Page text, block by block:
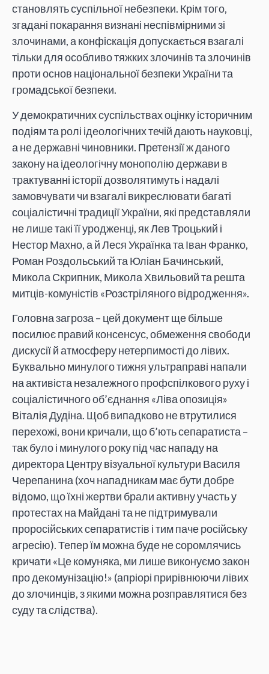
становлять суспільної небезпеки. Крім того,
згадані покарання визнані неспівмірними зі
злочинами, а конфіскація допускається взагалі
тільки для особливо тяжких злочинів та злочинів
проти основ національної безпеки України та
громадської безпеки.
У демократичних суспільствах оцінку історичним
подіям та ролі ідеологічних течій дають науковці,
а не державні чиновники. Претензії ж даного
закону на ідеологічну монополію держави в
трактуванні історії дозволятимуть і надалі
замовчувати чи взагалі викреслювати багаті
соціалістичні традиції України, які представляли
не лише такі її уродженці, як Лев Троцький і
Нестор Махно, а й Леся Українка та Іван Франко,
Роман Роздольський та Юліан Бачинський,
Микола Скрипник, Микола Хвильовий та решта
митців-комуністів «Розстріляного відродження».
Головна загроза – цей документ ще більше
посилює правий консенсус, обмеження свободи
дискусії й атмосферу нетерпимості до лівих.
Буквально минулого тижня ультраправі напали
на активіста незалежного профспілкового руху і
соціалістичного об’єднання «Ліва опозиція»
Віталія Дудіна. Щоб випадково не втрутилися
перехожі, вони кричали, що б’ють сепаратиста –
так було і минулого року під час нападу на
директора Центру візуальної культури Василя
Черепанина (хоч нападникам має бути добре
відомо, що їхні жертви брали активну участь у
протестах на Майдані та не підтримували
проросійських сепаратистів і тим паче російську
агресію). Тепер їм можна буде не соромлячись
кричати «Це комуняка, ми лише виконуємо закон
про декомунізацію!» (апріорі прирівнюючи лівих
до злочинців, з якими можна розправлятися без
суду та слідства).